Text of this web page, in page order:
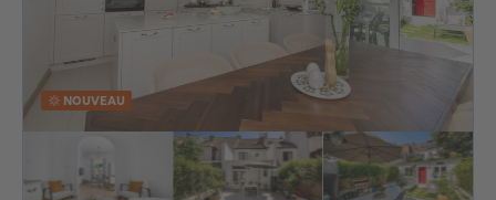
NOUVEAU